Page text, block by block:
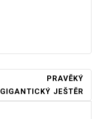
PRAVĚKÝ
GIGANTICKÝ JEŠTĚR